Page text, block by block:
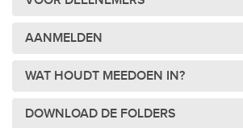
AANMELDEN
WAT HOUDT MEEDOEN IN?
DOWNLOAD DE FOLDERS